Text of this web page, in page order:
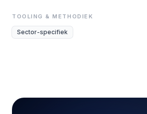
TOOLING & METHODIEK
Sector-specifiek